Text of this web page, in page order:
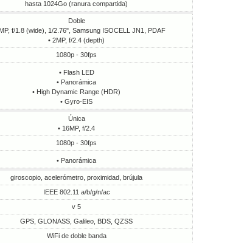
hasta 1024Go (ranura compartida)
Doble
f/1.8 (wide), 1/2.76", Samsung ISOCELL JN1, PDAF
• 2MP, f/2.4 (depth)
1080p - 30fps
• Flash LED
• Panorámica
• High Dynamic Range (HDR)
• Gyro-EIS
Única
• 16MP, f/2.4
1080p - 30fps
• Panorámica
giroscopio, acelerómetro, proximidad, brújula
IEEE 802.11 a/b/g/n/ac
v 5
GPS, GLONASS, Galileo, BDS, QZSS
WiFi de doble banda